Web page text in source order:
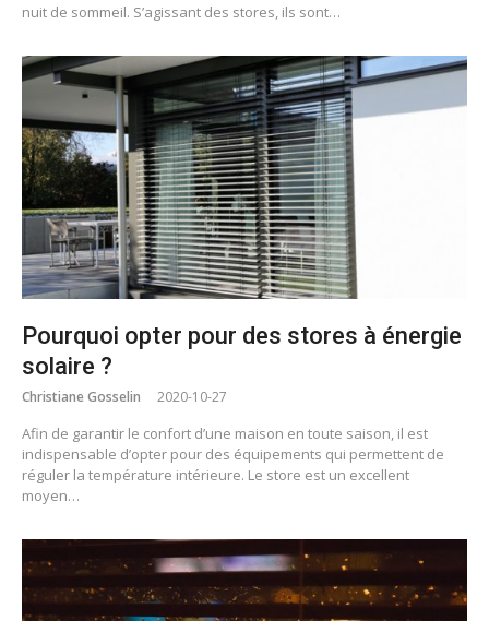
nuit de sommeil. S’agissant des stores, ils sont…
Pourquoi opter pour des stores à énergie
solaire ?
Christiane Gosselin 2020-10-27
Afin de garantir le confort d’une maison en toute saison, il est
indispensable d’opter pour des équipements qui permettent de
réguler la température intérieure. Le store est un excellent
moyen…